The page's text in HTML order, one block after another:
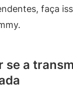
faça
se a